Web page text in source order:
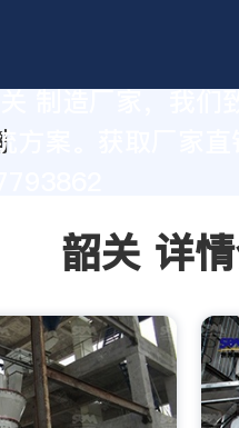
方案。获取厂家直
韶关 详